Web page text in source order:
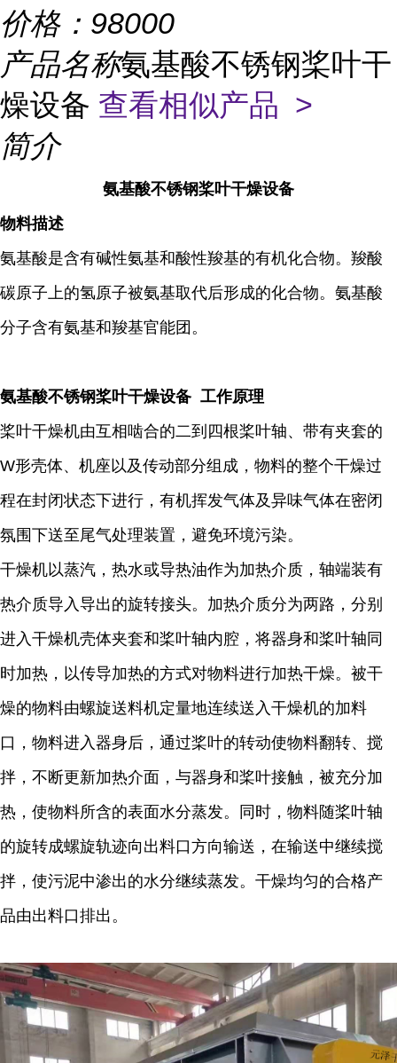
价格： 98000
产品名称氨基酸不锈钢桨叶干
燥设备 查看相似产品 >
简介
氨基酸不锈钢桨叶干燥设备
物料描述
氨基酸是含有碱性氨基和酸性羧基的有机化合物。羧酸
碳原子上的氢原子被氨基取代后形成的化合物。氨基酸
分子含有氨基和羧基官能团。
氨基酸不锈钢桨叶干燥设备 工作原理
桨叶干燥机由互相啮合的二到四根桨叶轴、带有夹套的
W形壳体、机座以及传动部分组成，物料的整个干燥过
程在封闭状态下进行，有机挥发气体及异味气体在密闭
氛围下送至尾气处理装置，避免环境污染。
干燥机以蒸汽，热水或导热油作为加热介质，轴端装有
热介质导入导出的旋转接头。加热介质分为两路，分别
进入干燥机壳体夹套和桨叶轴内腔，将器身和桨叶轴同
时加热，以传导加热的方式对物料进行加热干燥。被干
燥的物料由螺旋送料机定量地连续送入干燥机的加料
口，物料进入器身后，通过桨叶的转动使物料翻转、搅
拌，不断更新加热介面，与器身和桨叶接触，被充分加
热，使物料所含的表面水分蒸发。同时，物料随桨叶轴
的旋转成螺旋轨迹向出料口方向输送，在输送中继续搅
拌，使污泥中渗出的水分继续蒸发。干燥均匀的合格产
品由出料口排出。